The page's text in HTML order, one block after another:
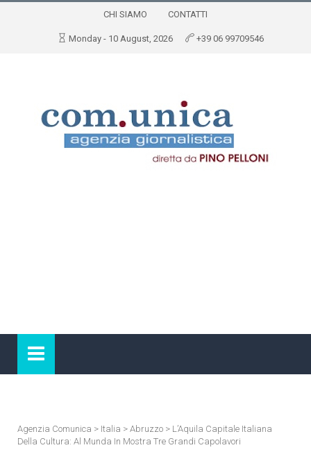
CHI SIAMO CONTATTI
Monday - 10 August, 2026 +39 06 99709546
Agenzia Comunica > Italia > Abruzzo > L’Aquila Capitale Italiana
Della Cultura: Al Munda In Mostra Tre Grandi Capolavori